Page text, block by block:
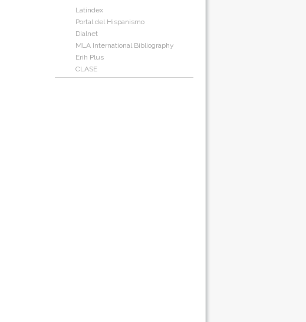
Latindex
Portal del Hispanismo
Dialnet
MLA International Bibliography
Erih Plus
CLASE